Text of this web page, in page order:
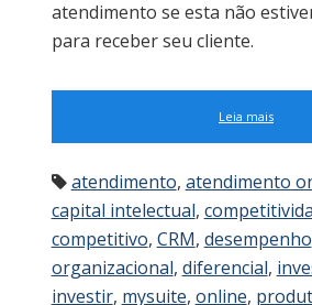
atendimento se esta não
para receber seu cliente.
Leia mais
atendimento, atendimento
capital intelectual,
competitivo, CRM, desempenho
organizacional, diferencial,
investir, mysuite, online,